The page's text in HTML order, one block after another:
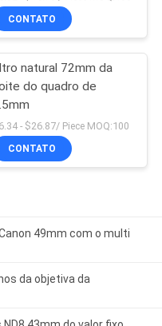
CONTATO
natural 72mm da
do quadro de
- $26.87/ Piece MOQ:100
CONTATO
49mm com o multi
da objetiva da